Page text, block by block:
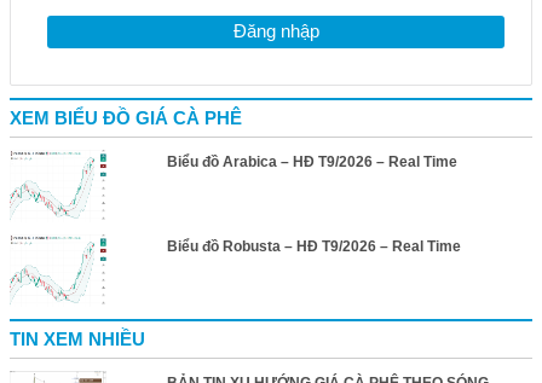
Đăng nhập
XEM BIỂU ĐỒ GIÁ CÀ PHÊ
Biểu đồ Arabica – HĐ T9/2026 – Real Time
Biểu đồ Robusta – HĐ T9/2026 – Real Time
TIN XEM NHIỀU